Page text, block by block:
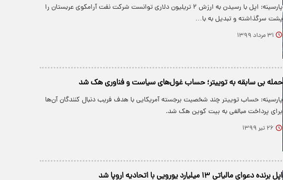
پارسینه: اپل با رسیدن به ارزش ۲ تریلیون دلاری توانست شرکت نفت آرامکوی عربستان را
پشت سرگذاشته و تبدیل به با…
۳۱ مرداد ۱۳۹۹
حمله بی سابقه به توییتر؛ حساب غول‌های سیاست و فناوری هک شد
پارسینه: حساب توییتر چند شخصیت برجسته آمریکایی با هدف فریب دنبال کنندگان آن‌ها
برای پرداخت مبالغی به بیت کوین هک شد.
۲۶ تیر ۱۳۹۹
اپل برنده دعوای مالیاتی ۱۳ میلیارد یورویی با اتحادیه اروپا شد